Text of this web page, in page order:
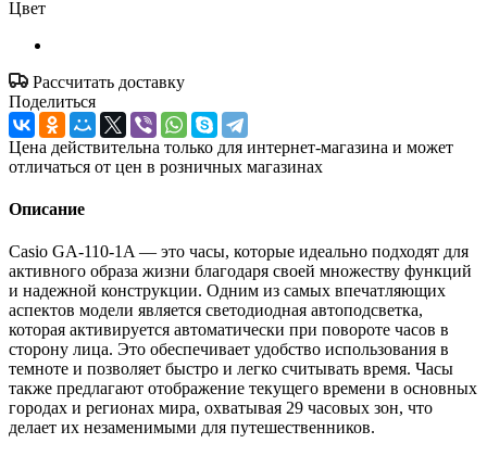
Цвет
Рассчитать доставку
Поделиться
Цена действительна только для интернет-магазина и может
отличаться от цен в розничных магазинах
Описание
Casio GA-110-1A — это часы, которые идеально подходят для
активного образа жизни благодаря своей множеству функций
и надежной конструкции. Одним из самых впечатляющих
аспектов модели является светодиодная автоподсветка,
которая активируется автоматически при повороте часов в
сторону лица. Это обеспечивает удобство использования в
темноте и позволяет быстро и легко считывать время. Часы
также предлагают отображение текущего времени в основных
городах и регионах мира, охватывая 29 часовых зон, что
делает их незаменимыми для путешественников.